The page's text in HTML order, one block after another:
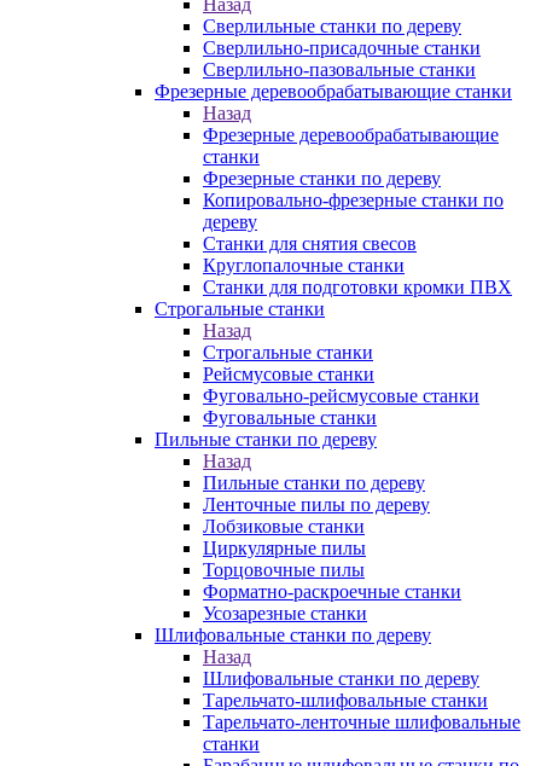
Назад
Сверлильные станки по дереву
Сверлильно-присадочные станки
Сверлильно-пазовальные станки
Фрезерные деревообрабатывающие станки
Назад
Фрезерные деревообрабатывающие
станки
Фрезерные станки по дереву
Копировально-фрезерные станки по
дереву
Станки для снятия свесов
Круглопалочные станки
Станки для подготовки кромки ПВХ
Строгальные станки
Назад
Строгальные станки
Рейсмусовые станки
Фуговально-рейсмусовые станки
Фуговальные станки
Пильные станки по дереву
Назад
Пильные станки по дереву
Ленточные пилы по дереву
Лобзиковые станки
Циркулярные пилы
Торцовочные пилы
Форматно-раскроечные станки
Усозарезные станки
Шлифовальные станки по дереву
Назад
Шлифовальные станки по дереву
Тарельчато-шлифовальные станки
Тарельчато-ленточные шлифовальные
станки